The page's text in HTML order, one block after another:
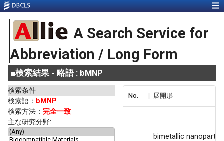
A Search Service for
Abbreviation / Long Form
■検索結果 - 略語 : bMNP
検索条件
検索語： bMNP
検索方法： 完全一致
主な研究分野:
No. 展開形
bimetallic